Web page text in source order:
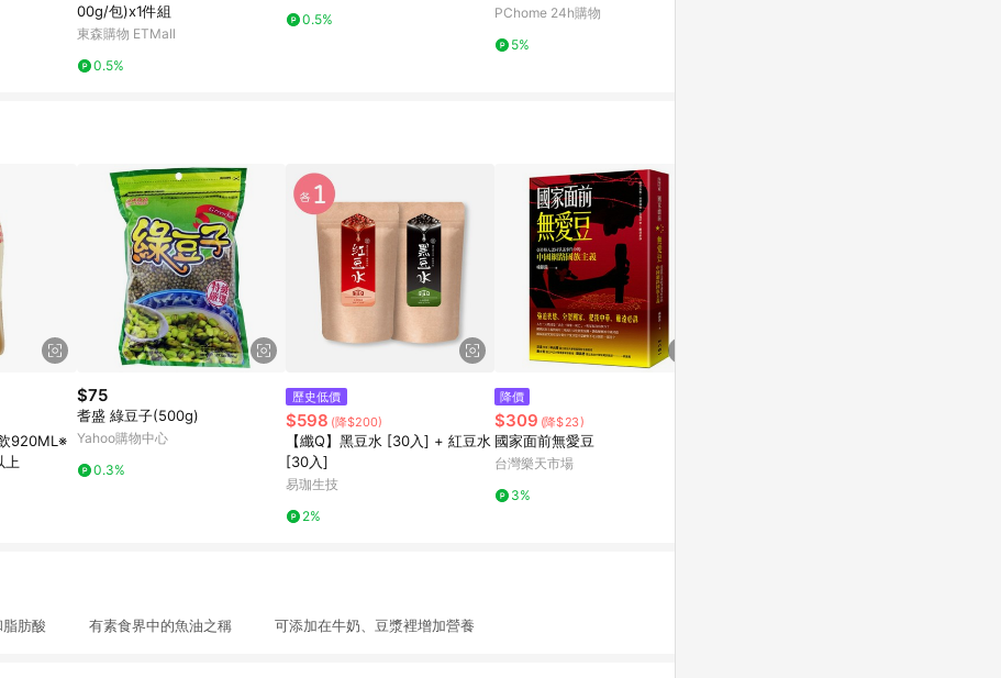
00g/包)x1件組
東森購物 ETMall
0.5%
0.5%
PChome 24h購物
5%
920ML※
上
$75
耆盛 綠豆子(500g)
Yahoo購物中心
0.3%
歷史低價
$598 (降$200)
【纖Q】黑豆水 [30入] + 紅豆水
[30入]
易珈生技
2%
降價
$309 (降$23)
國家面前無愛豆
台灣樂天市場
3%
脂肪酸 有素食界中的魚油之稱 可添加在牛奶、豆漿裡增加營養